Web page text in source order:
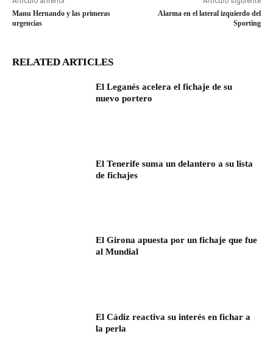
Manu Hernando y las primeras
urgencias
Alarma en el lateral izquierdo del
Sporting
RELATED ARTICLES
El Leganés acelera el fichaje de su
nuevo portero
El Tenerife suma un delantero a su lista
de fichajes
El Girona apuesta por un fichaje que fue
al Mundial
El Cádiz reactiva su interés en fichar a
la perla